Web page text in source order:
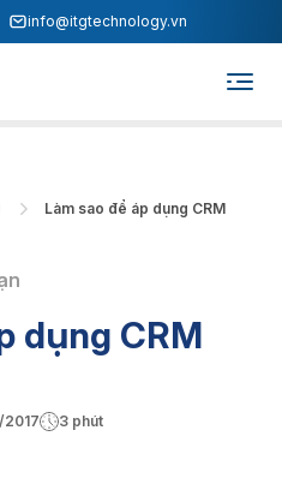
info@itgtechnology.vn
Làm sao để áp dụng CRM
dụng CRM
2017 3 phút